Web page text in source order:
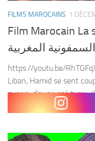
FILMS MAROCAINS 1
Film Marocain La
المغربية
https://youtu.be/
Liban, Hamid se sent
guerre, d’avoir osé tuer…
de créer la symphonie...